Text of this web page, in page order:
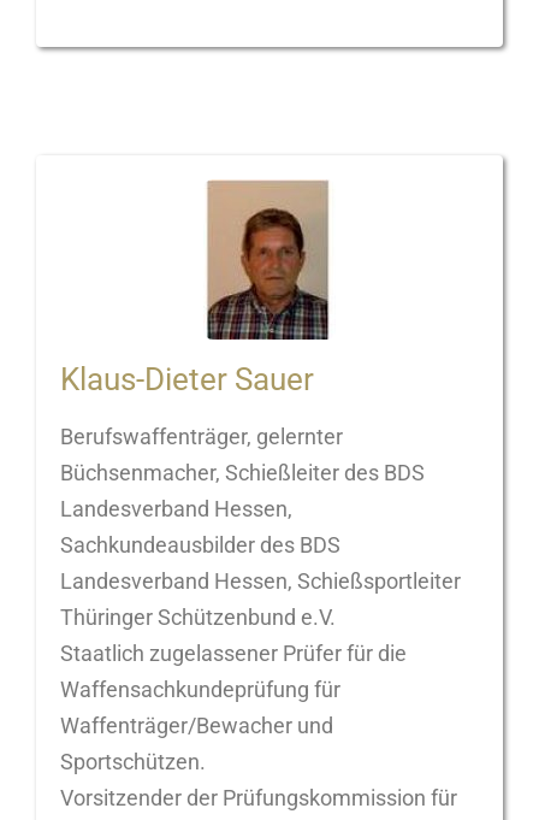
Klaus-Dieter Sauer
Berufswaffenträger, gelernter
Büchsenmacher, Schießleiter des BDS
Landesverband Hessen,
Sachkundeausbilder des BDS
Landesverband Hessen, Schießsportleiter
Thüringer Schützenbund e.V.
Staatlich zugelassener Prüfer für die
Waffensachkundeprüfung für
Waffenträger/Bewacher und
Sportschützen.
Vorsitzender der Prüfungskommission für